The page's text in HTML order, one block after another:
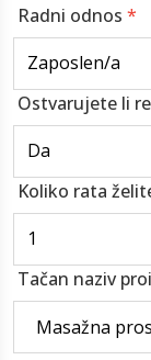
Radni odnos *
Ostvarujete li
Koliko rata
Tačan naziv